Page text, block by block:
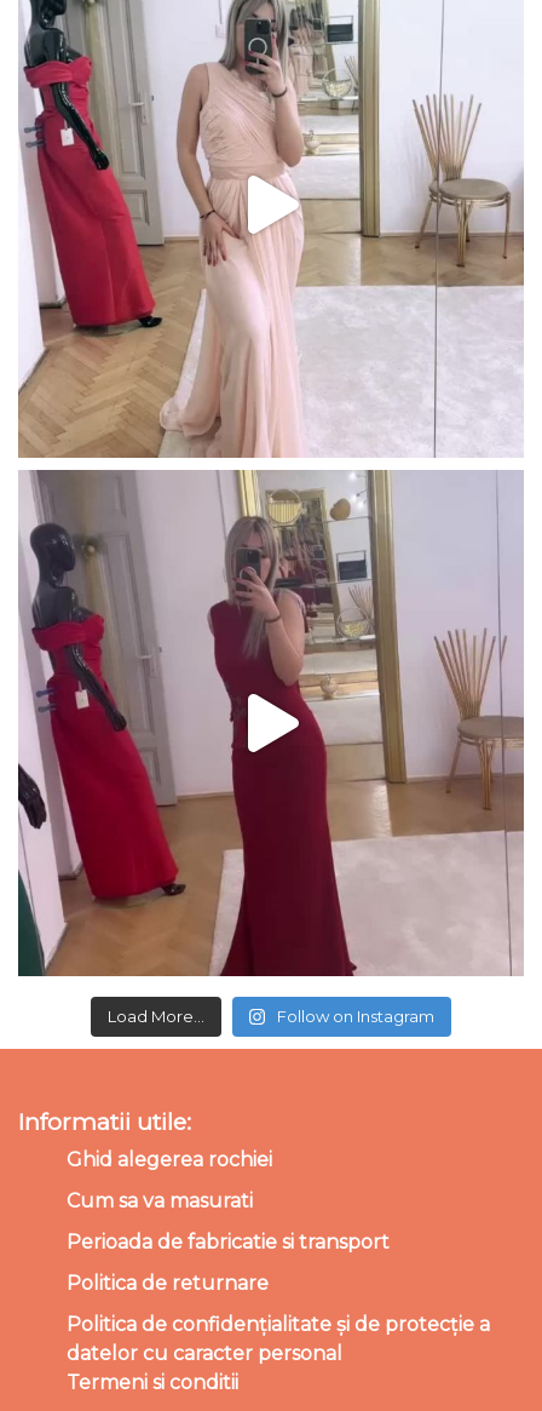
Load More... Follow on Instagram
Informatii utile:
Ghid alegerea rochiei
Cum sa va masurati
Perioada de fabricatie si transport
Politica de returnare
Politica de confidențialitate și de protecție a
datelor cu caracter personal
Termeni si conditii